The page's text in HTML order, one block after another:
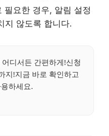
필요한 경우, 알림 설정
지 않도록 합니다.
어디서든 간편하게!신청
지!지금 바로 확인하고
하세요.